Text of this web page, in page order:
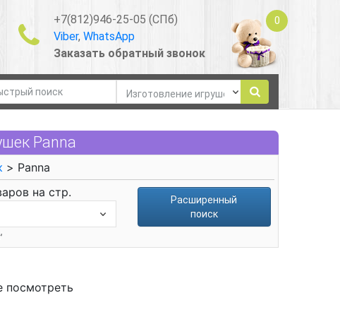
+7(812)946-25-05 (СПб)
Viber, WhatsApp
Заказать обратный звонок
0
Panna
> Panna
на стр.
Расширенный
поиск
'
посмотреть